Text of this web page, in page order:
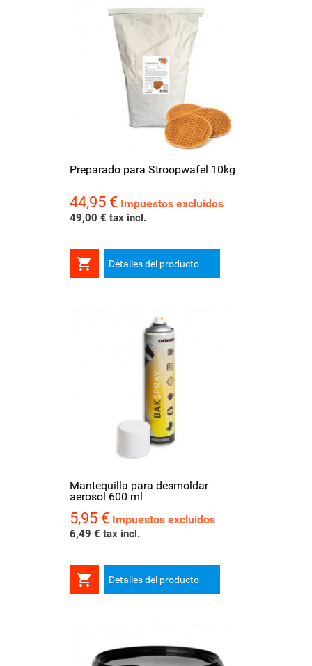
Preparado para Stroopwafel 10kg
Precio
44,95 € Impuestos excluidos
49,00 € tax incl.
 Detalles del producto
Mantequilla para desmoldar
aerosol 600 ml
Precio
5,95 € Impuestos excluidos
6,49 € tax incl.
 Detalles del producto